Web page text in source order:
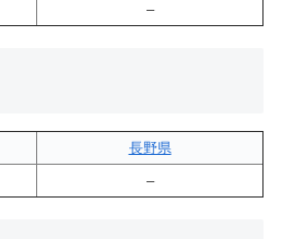
–
長野県
–